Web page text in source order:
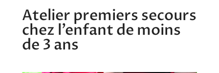
Atelier premiers secours
chez l’enfant de moins
de 3 ans